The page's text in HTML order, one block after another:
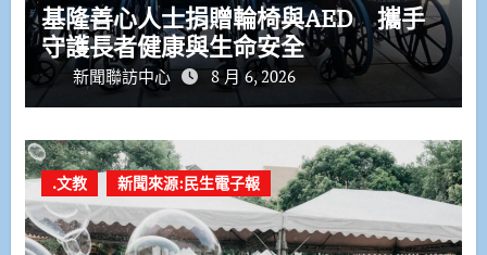
基隆善心人士捐贈輪椅與AED 攜手
守護長者健康與生命安全
新聞聯訪中心 8 月 6, 2026
.文教 新聞來源:民生電子報